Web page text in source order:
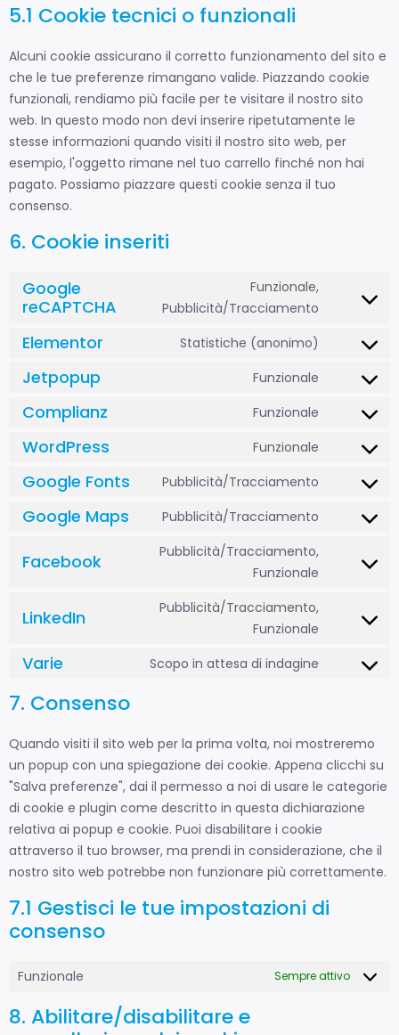
5.1 Cookie tecnici o funzionali
Alcuni cookie assicurano il corretto funzionamento del sito e
che le tue preferenze rimangano valide. Piazzando cookie
funzionali, rendiamo più facile per te visitare il nostro sito
web. In questo modo non devi inserire ripetutamente le
stesse informazioni quando visiti il nostro sito web, per
esempio, l'oggetto rimane nel tuo carrello finché non hai
pagato. Possiamo piazzare questi cookie senza il tuo
consenso.
6. Cookie inseriti
Google
reCAPTCHA
Funzionale,
Pubblicità/Tracciamento
Elementor Statistiche (anonimo)
Jetpopup Funzionale
Complianz Funzionale
WordPress Funzionale
Google Fonts Pubblicità/Tracciamento
Google Maps Pubblicità/Tracciamento
Facebook
Pubblicità/Tracciamento,
Funzionale
LinkedIn
Pubblicità/Tracciamento,
Funzionale
Varie Scopo in attesa di indagine
7. Consenso
Quando visiti il sito web per la prima volta, noi mostreremo
un popup con una spiegazione dei cookie. Appena clicchi su
"Salva preferenze", dai il permesso a noi di usare le categorie
di cookie e plugin come descritto in questa dichiarazione
relativa ai popup e cookie. Puoi disabilitare i cookie
attraverso il tuo browser, ma prendi in considerazione, che il
nostro sito web potrebbe non funzionare più correttamente.
7.1 Gestisci le tue impostazioni di
consenso
Funzionale Sempre attivo
8. Abilitare/disabilitare e